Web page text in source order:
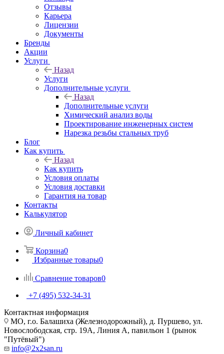
Отзывы
Карьера
Лицензии
Документы
Бренды
Акции
Услуги
Назад
Услуги
Дополнительные услуги
Назад
Дополнительные услуги
Химический анализ воды
Проектирование инженерных систем
Нарезка резьбы стальных труб
Блог
Как купить
Назад
Как купить
Условия оплаты
Условия доставки
Гарантия на товар
Контакты
Калькулятор
Личный кабинет
Корзина0
Избранные товары0
Сравнение товаров0
+7 (495) 532‑34‑31
Контактная информация
МО, г.о. Балашиха (Железнодорожный), д. Пуршево, ул.
Новослободская, стр. 19А, Линия А, павильон 1 (рынок
"Путёвый")
info@2x2san.ru